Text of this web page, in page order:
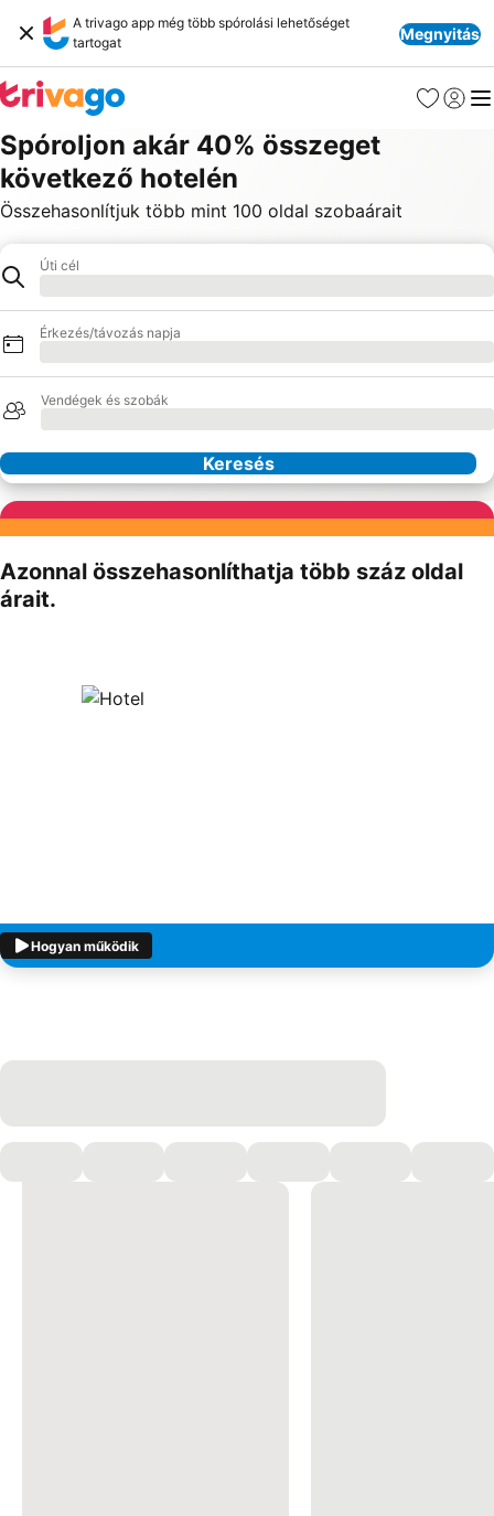
A trivago app még több spórolási lehetőséget
tartogat
Megnyitás
Kedvencek
Spóroljon akár 40% összeget
következő hotelén
Összehasonlítjuk több mint 100 oldal szobaárait
Úti cél
Úti cél
Érkezés/távozás napja
Vendégek és szobák
Keresés
Partnereink
Azonnal összehasonlíthatja több száz oldal
árait.
Hogyan működik